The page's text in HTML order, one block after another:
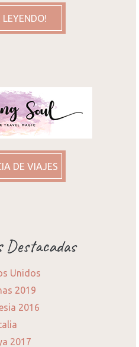
LEYENDO!
DE VIAJES
Destacadas
Unidos
2019
2016
2017